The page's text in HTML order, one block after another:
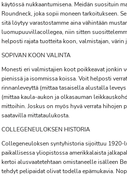
käytössä nukkaantumisena. Meidän suosituin
Roundneck, joka sopii moneen tarkoitukseen.
sitä löytyy varastostamme aina vähintään
luomupuuvillacollegea, niin sitten
helposti rajata tuotteita koon, valmistajan, värin
SOPIVAN KOON VALINTA
Monesti eri valmistajien koot poikkeavat jonkin
pienissä ja isommissa koissa. Voit helposti
rinnanleveyttä (mittaa tasaisella alustalla
(mittaa kaula-aukon ja olkasauman
mittoihin. Joskus on myös hyvä verrata hihojen
saatavilla mittataulukosta.
COLLEGENEULOKSEN HISTORIA
Collegeneuloksen syntyhistoria sijoittuu 1920-
paikallisessa yliopistossa amerikkalaista
kertoi alusvaatetehtaan omistaneelle isälleen
tehdyt pelipaidat olivat todella epämukavia.